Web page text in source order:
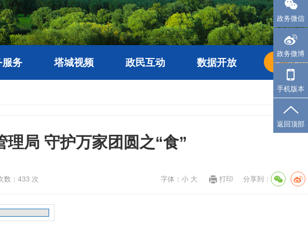
服务 塔城视频 政民互动 数据开放 长者
理局 守护万家团圆之“食”
数： 433 次 字体： 小 大 打印 分享到：
政务微信
政务微博
手机版本
返回顶部